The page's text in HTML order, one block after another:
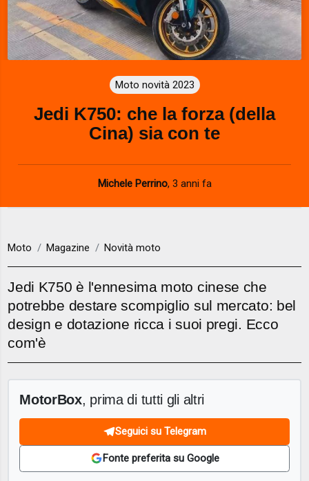
Moto novità 2023
Jedi K750: che la forza (della
Cina) sia con te
Michele Perrino, 3 anni fa
Moto Magazine Novità moto
Jedi K750 è l'ennesima moto cinese che
potrebbe destare scompiglio sul mercato: bel
design e dotazione ricca i suoi pregi. Ecco
com'è
MotorBox, prima di tutti gli altri
Seguici su Telegram
Fonte preferita su Google